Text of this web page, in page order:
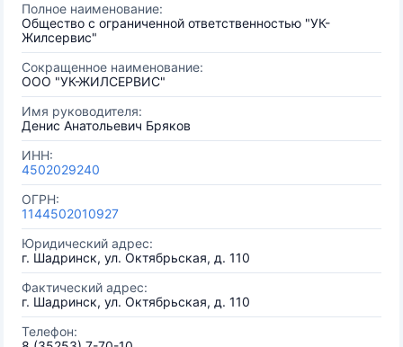
Полное наименование:
Общество с ограниченной ответственностью "УК-
Жилсервис"
Сокращенное наименование:
ООО "УК-ЖИЛСЕРВИС"
Имя руководителя:
Денис Анатольевич Бряков
ИНН:
4502029240
ОГРН:
1144502010927
Юридический адрес:
г. Шадринск, ул. Октябрьская, д. 110
Фактический адрес:
г. Шадринск, ул. Октябрьская, д. 110
Телефон: